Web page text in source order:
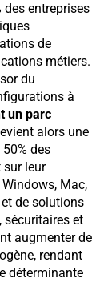
entreprises
de
métiers.
du
à
un parc
alors une
des
leur
Mac,
et de solutions
sécuritaires et
augmenter de
rendant
déterminante